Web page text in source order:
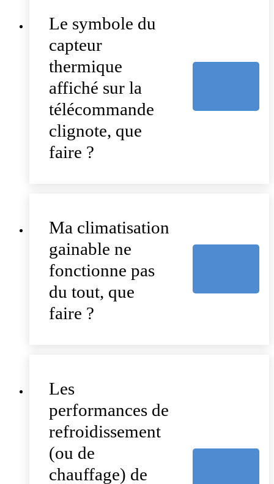
Le symbole du
capteur
thermique
affiché sur la
télécommande
clignote, que
faire ?
Ma climatisation
gainable ne
fonctionne pas
du tout, que
faire ?
Les
performances de
refroidissement
(ou de
chauffage) de